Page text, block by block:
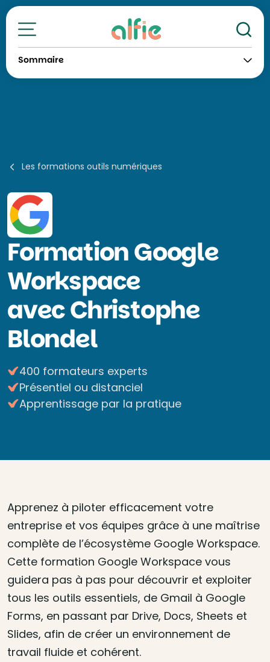
Toutes nos formations
Sommaire
Les formations outils numériques
FormationGoogle
Workspace
avec Christophe
Blondel
400 formateurs experts
Présentiel ou distanciel
Apprentissage par la pratique
Apprenez à piloter efficacement votre
entreprise et vos équipes grâce à une maîtrise
complète de l’écosystème Google Workspace.
Cette formation Google Workspace vous
guidera pas à pas pour découvrir et exploiter
tous les outils essentiels, de Gmail à Google
Forms, en passant par Drive, Docs, Sheets et
Slides, afin de créer un environnement de
travail fluide et cohérent.